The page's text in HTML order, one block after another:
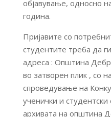
објавување, односно
година.
Пријавите со
студентите треба да
адреса : Општина
во затворен плик , со
спроведување на
ученички и
архивата на општина